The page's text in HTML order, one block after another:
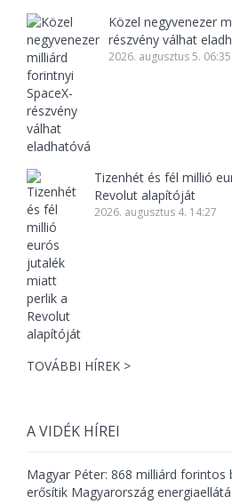
Közel negyvenezer
részvény válhat
2026. augusztus 5. 06:35
Tizenhét és fél millió
Revolut alapítóját
2026. augusztus 4. 14:27
TOVÁBBI HÍREK >
A VIDÉK HÍREI
Magyar Péter: 868 milliárd forintos
erősítik Magyarország